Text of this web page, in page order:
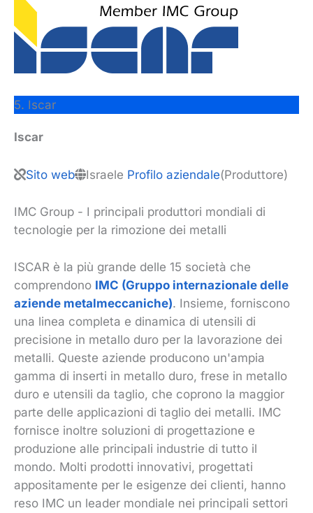
5. Iscar
Iscar
Sito web Israele Profilo aziendale(Produttore)
IMC Group - I principali produttori mondiali di
tecnologie per la rimozione dei metalli
ISCAR è la più grande delle 15 società che
comprendono IMC (Gruppo internazionale delle
aziende metalmeccaniche). Insieme, forniscono
una linea completa e dinamica di utensili di
precisione in metallo duro per la lavorazione dei
metalli. Queste aziende producono un'ampia
gamma di inserti in metallo duro, frese in metallo
duro e utensili da taglio, che coprono la maggior
parte delle applicazioni di taglio dei metalli. IMC
fornisce inoltre soluzioni di progettazione e
produzione alle principali industrie di tutto il
mondo. Molti prodotti innovativi, progettati
appositamente per le esigenze dei clienti, hanno
reso IMC un leader mondiale nei principali settori